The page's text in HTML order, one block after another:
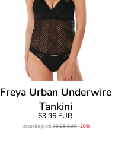
Freya Urban Underwire
Tankini
63,96 EUR
Ursprünglich79,95 EUR -20%